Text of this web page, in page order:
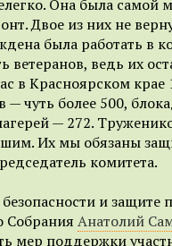
Она была самой
Двое из них не
была работать в
ведь их
в Красноярском крае
— чуть более 500,
— 272.
Их мы обязаны
комитета.
и защите
Собрания Анатолий
мер поддержки